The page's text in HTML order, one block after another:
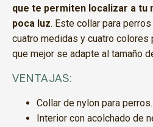
que te permiten localizar a tu
poca luz. Este collar para
cuatro medidas y cuatro colores
que mejor se adapte al tamaño
VENTAJAS:
Collar de nylon para perros.
Interior con acolchado de